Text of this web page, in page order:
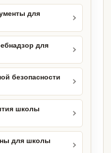
для
для
безопасности
школы
для школы